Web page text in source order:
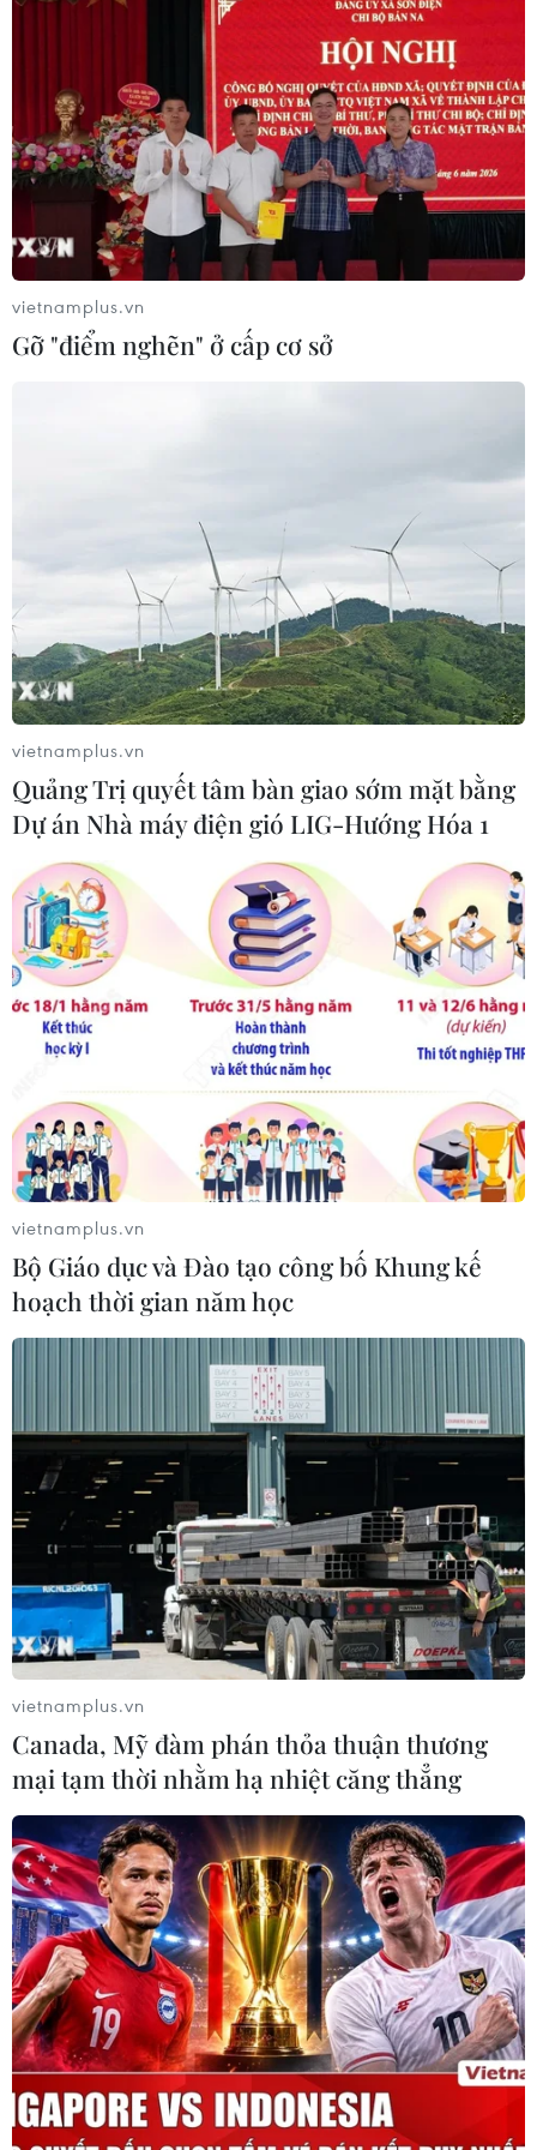
TIN CÙNG CHUYÊN MỤC
Sơn La công bố tình huống khẩn cấp
về thiên tai với hai xã Muổi Nọi, Nậm
Lầu
08/08/2026 03:53
Hà Nội kiên quyết xử lý vi phạm tại
hồ Đồng Đò
08/08/2026 03:29
vietnamplus.vn
Gỡ "điểm nghẽn" ở cấp cơ sở
vietnamplus.vn
Quảng Trị quyết tâm bàn giao sớm mặt bằng
Dự án Nhà máy điện gió LIG-Hướng Hóa 1
vietnamplus.vn
Bộ Giáo dục và Đào tạo công bố Khung kế
hoạch thời gian năm học
vietnamplus.vn
Canada, Mỹ đàm phán thỏa thuận thương
mại tạm thời nhằm hạ nhiệt căng thẳng